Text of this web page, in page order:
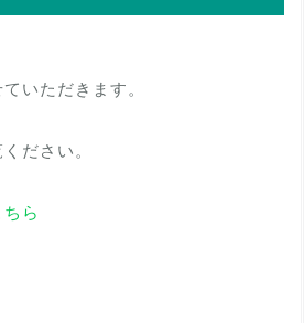
いただきます。
ださい。
ら